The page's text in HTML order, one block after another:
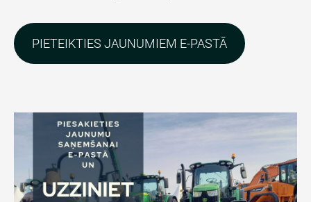
PIETEIKTIES JAUNUMIEM E-PASTĀ